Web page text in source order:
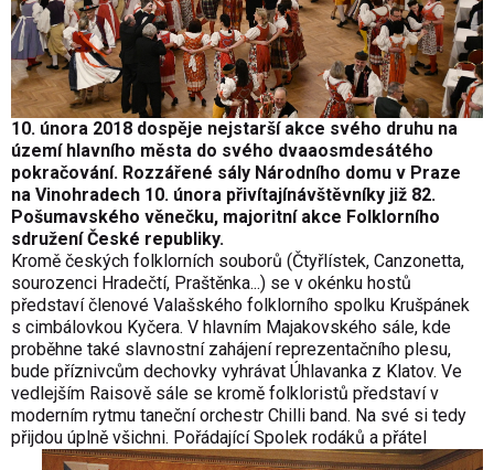
10. února 2018 dospěje nejstarší akce svého druhu na
území hlavního města do svého dvaaosmdesátého
pokračování. Rozzářené sály Národního domu v Praze
na Vinohradech 10. února přivítajínávštěvníky již 82.
Pošumavského věnečku, majoritní akce Folklorního
sdružení České republiky.
Kromě českých folklorních souborů (Čtyřlístek, Canzonetta,
sourozenci Hradečtí, Praštěnka...) se v okénku hostů
představí členové Valašského folklorního spolku Krušpánek
s cimbálovkou Kyčera. V hlavním Majakovského sále, kde
proběhne také slavnostní zahájení reprezentačního plesu,
bude příznivcům dechovky vyhrávat Úhlavanka z Klatov. Ve
vedlejším Raisově sále se kromě folkloristů představí v
moderním rytmu taneční orchestr Chilli band. Na své si tedy
přijdou úplně všichni. Pořádající Spolek rodáků a přátel